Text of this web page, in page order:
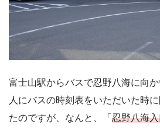
富士山駅からバスで忍野八海に向
人にバスの時刻表をいただいた時
たのですが、なんと、「 忍野八海